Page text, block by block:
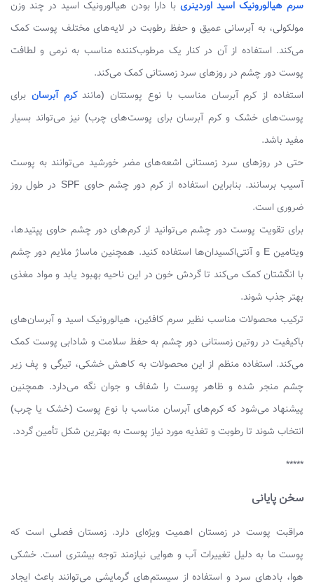
سرم هیالورونیک اسید اوردینری با دارا بودن هیالورونیک اسید در چند وزن
مولکولی، به آبرسانی عمیق و حفظ رطوبت در لایه‌های مختلف پوست کمک
می‌کند. استفاده از آن در کنار یک مرطوب‌کننده مناسب به نرمی و لطافت
پوست دور چشم در روزهای سرد زمستانی کمک می‌کند.
استفاده از کرم آبرسان مناسب با نوع پوستتان (مانندکرم آبرسان برای
پوست‌های خشک و کرم آبرسان برای پوست‌های چرب) نیز می‌تواند بسیار
مفید باشد.
حتی در روزهای سرد زمستانی اشعه‌های مضر خورشید می‌توانند به پوست
آسیب برسانند. بنابراین استفاده از کرم دور چشم حاوی SPF در طول روز
ضروری است.
برای تقویت پوست دور چشم می‌توانید از کرم‌های دور چشم حاوی پپتیدها،
ویتامین E و آنتی‌اکسیدان‌ها استفاده کنید. همچنین ماساژ ملایم دور چشم
با انگشتان کمک می‌کند تا گردش خون در این ناحیه بهبود یابد و مواد مغذی
بهتر جذب شوند.
ترکیب محصولات مناسب نظیر سرم کافئین، هیالورونیک اسید و آبرسان‌های
باکیفیت در روتین زمستانی دور چشم به حفظ سلامت و شادابی پوست کمک
می‌کند. استفاده منظم از این محصولات به کاهش خشکی، تیرگی و پف زیر
چشم منجر شده و ظاهر پوست را شفاف و جوان نگه می‌دارد. همچنین
پیشنهاد می‌شود که کرم‌های آبرسان مناسب با نوع پوست (خشک یا چرب)
انتخاب شوند تا رطوبت و تغذیه مورد نیاز پوست به بهترین شکل تأمین گردد.
*****
سخن پایانی
مراقبت پوست در زمستان اهمیت ویژه‌ای دارد. زمستان فصلی است که
پوست ما به دلیل تغییرات آب و هوایی نیازمند توجه بیشتری است. خشکی
هوا، بادهای سرد و استفاده از سیستم‌های گرمایشی می‌توانند باعث ایجاد